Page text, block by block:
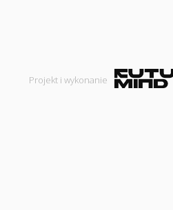
Projekt i wykonanie